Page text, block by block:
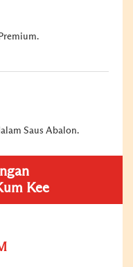
Saus Abalon.
Kee